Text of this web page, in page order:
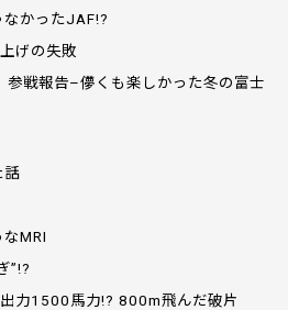
なかったJAF!?
げの失敗
参戦報告–儚くも楽しかった冬の富士
話
MRI
”!?
力1500馬力!? 800m飛んだ破片